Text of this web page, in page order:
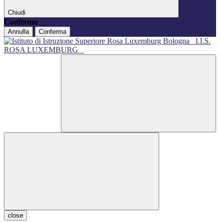
Chiudi
Conferma
Annulla Conferma
I.I.S.
ROSA LUXEMBURG
close